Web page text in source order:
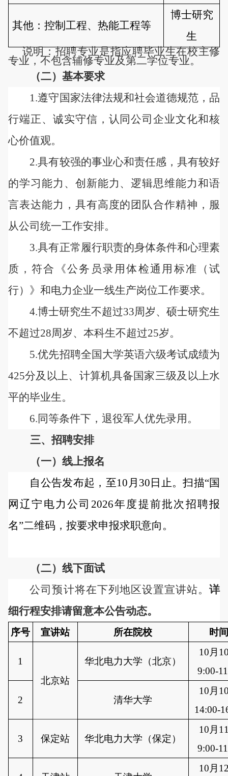
其他：控制工程、热能工程等
博士研究
生
说明：招聘专业是指应聘毕业生在校主修
专业，不包含辅修专业及第二学位专业。
（二） 基本要求
1.遵守国家法律法规和社会道德规范，品
行端正、诚实守信，认同公司企业文化和核
心价值观。
2.具有较强的事业心和责任感，具有较好
的学习能力、创新能力、逻辑思维能力和语
言表达能力，具有高度的团队合作精神，服
从公司统一工作安排。
3.具有正常履行职责的身体条件和心理素
质，符合《公务员录用体检通用标准（试
行）》和电力企业一线生产岗位工作要求。
4.博士研究生不超过33周岁、硕士研究生
不超过28周岁、本科生不超过25岁。
5.优先招聘全国大学英语六级考试成绩为
425分及以上、计算机具备国家三级及以上水
平的毕业生。
6.同等条件下，退役军人优先录用。
三、招聘安排
（一） 线上报名
自公告发布起，至10月30日止。扫描“国
网辽宁电力公司2026年度提前批次 招聘报
名”二维码，按要求申报求职意向 。
（二）线下面试
公司预计将在下列地区设置宣讲站。详
细行程安排请留意本公告动态。
序号 宣讲站 所在院校 时
1
北京站
华北电力大学（北京）
10月
9:00-
2 清华大学
10月
14:00-
3 保定站 华北电力大学（保定）
10月
9:00-
10月